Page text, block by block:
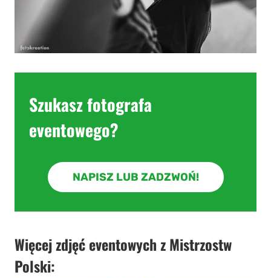
Szukaszfotografa
eventowego?
NAPISZ LUB ZADZWOŃ!
Więcej zdjęć eventowych z Mistrzostw
Polski: